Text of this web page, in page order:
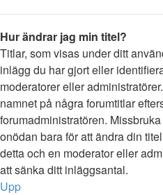
Hur ändrar jag min titel?
Titlar, som visas under ditt
inlägg du har gjort eller
moderatorer eller
namnet på några forumtitlar
forumadministratören.
onödan bara för att ändra din
detta och en moderator eller
att sänka ditt inläggsantal.
Upp